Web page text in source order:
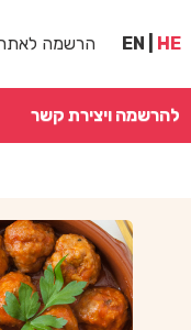
EN HE הרשמה לאתר
להרשמה ויצירת קשר